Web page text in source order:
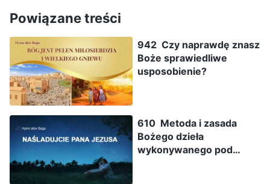
Powiązane treści
942 Czy naprawdę znasz
Boże sprawiedliwe
usposobienie?
610 Metoda i zasada
Bożego dzieła
wykonywanego pod